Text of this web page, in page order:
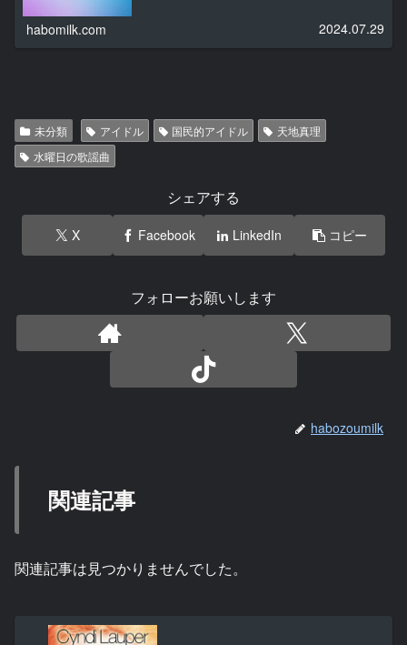
habomilk.com 2024.07.29
未分類 アイドル 国民的アイドル
天地真理
水曜日の歌謡曲
シェアする
X Facebook LinkedIn コピー
フォローお願いします
habozoumilk
関連記事
関連記事は見つかりませんでした。